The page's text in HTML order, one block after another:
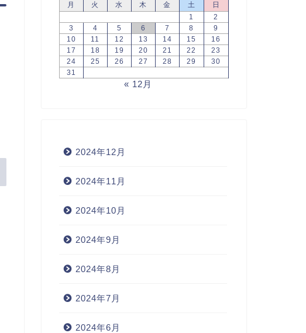
月
火 水 木 金 土
日
1
2
3
4 5 6 7 8
9
10
11 12 13 14 15
16
17
18 19 20 21 22
23
24
25 26 27 28 29
30
31
« 12月
2024年12月
2024年11月
2024年10月
2024年9月
2024年8月
2024年7月
2024年6月